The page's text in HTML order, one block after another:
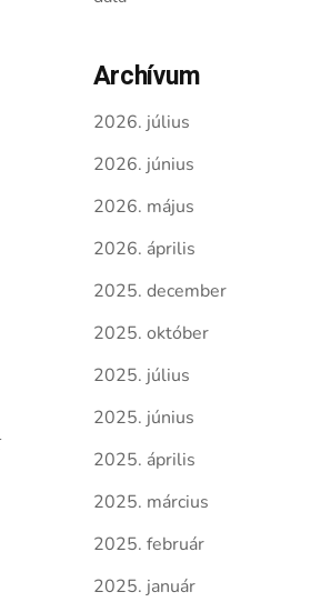
Archívum
2026. július
2026. június
2026. május
2026. április
2025. december
2025. október
2025. július
2025. június
2025. április
2025. március
2025. február
2025. január